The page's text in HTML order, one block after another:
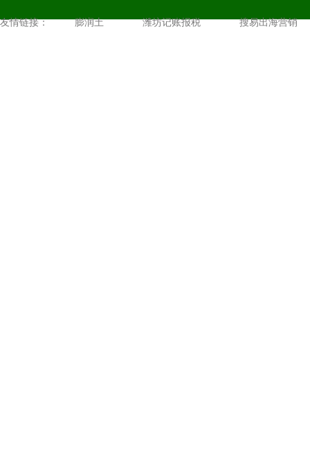
友情链接： 膨润土 潍坊记账报税 搜易出海营销